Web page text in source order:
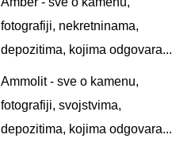
fotografiji, nekretninama,
depozitima, kojima odgovara...
Ammolit - sve o kamenu,
fotografiji, svojstvima,
depozitima, kojima odgovara...